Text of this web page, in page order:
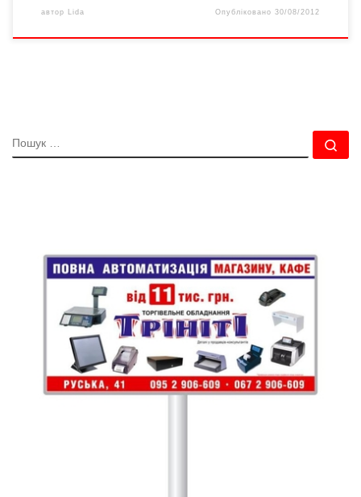
автор Lida Опубліковано30/08/2012
ПОШУК